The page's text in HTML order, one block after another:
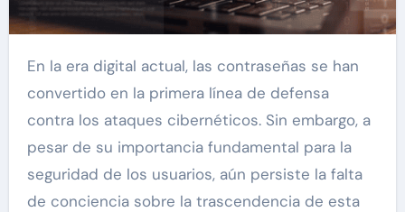
En la era digital actual, las contraseñas se han
convertido en la primera línea de defensa
contra los ataques cibernéticos. Sin embargo, a
pesar de su importancia fundamental para la
seguridad de los usuarios, aún persiste la falta
de conciencia sobre la trascendencia de esta